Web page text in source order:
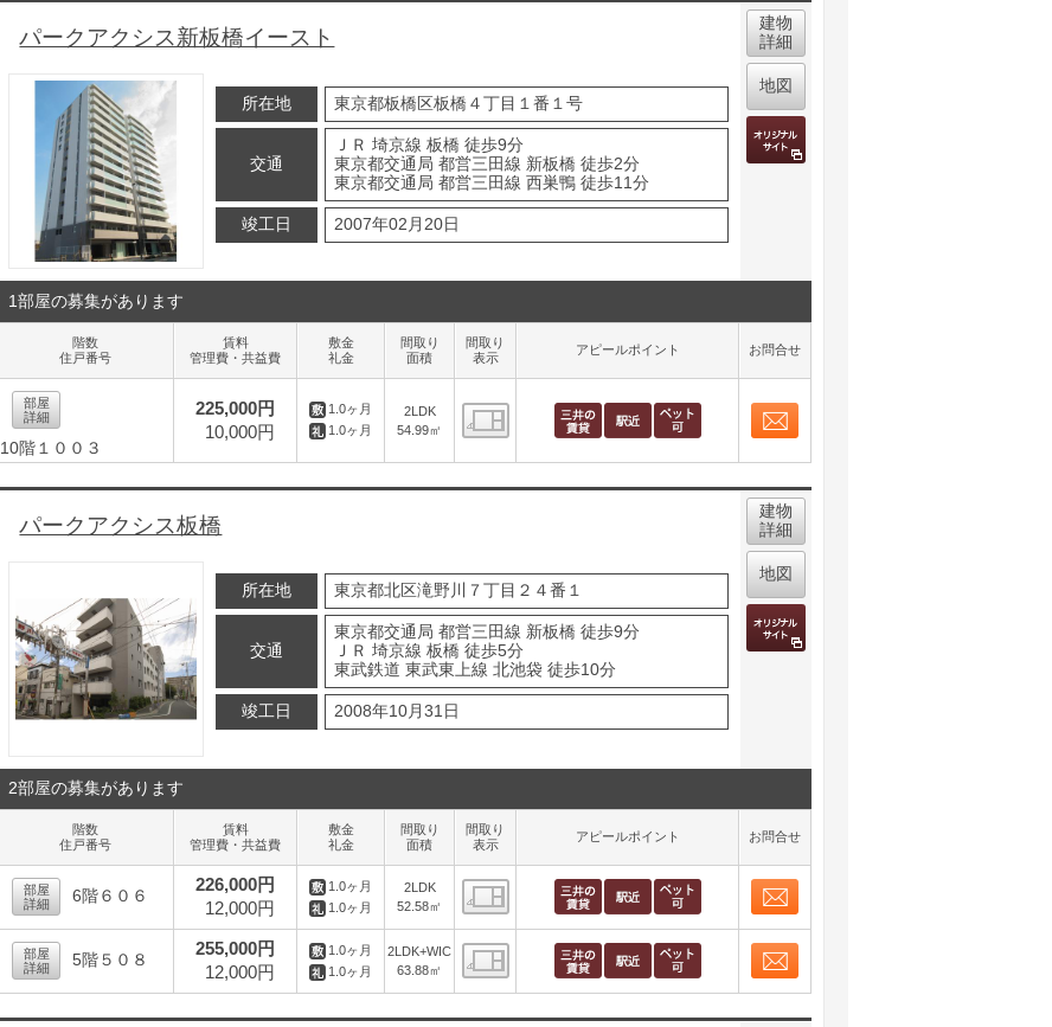
パークアクシス新板橋イースト
所在地 東京都板橋区板橋４丁目１番１号
交通
ＪＲ 埼京線 板橋 徒歩9分
東京都交通局 都営三田線 新板橋 徒歩2分
東京都交通局 都営三田線 西巣鴨 徒歩11分
竣工日 2007年02月20日
建物
詳細
地図
1部屋の募集があります
階数
住戸番号
賃料
管理費・共益費
敷金
礼金
間取り
面積
間取り
表示
アピールポイント お問合せ
部屋
詳細
10階１００３
225,000円
10,000円
1.0ヶ月
1.0ヶ月
2LDK
54.99㎡
パークアクシス板橋
所在地 東京都北区滝野川７丁目２４番１
交通
東京都交通局 都営三田線 新板橋 徒歩9分
ＪＲ 埼京線 板橋 徒歩5分
東武鉄道 東武東上線 北池袋 徒歩10分
竣工日 2008年10月31日
建物
詳細
地図
2部屋の募集があります
階数
住戸番号
賃料
管理費・共益費
敷金
礼金
間取り
面積
間取り
表示
アピールポイント お問合せ
部屋
詳細
6階６０６
226,000円
12,000円
1.0ヶ月
1.0ヶ月
2LDK
52.58㎡
間取り表示
部屋
詳細
5階５０８
255,000円
12,000円
1.0ヶ月
1.0ヶ月
2LDK+WIC
63.88㎡
間取り表示